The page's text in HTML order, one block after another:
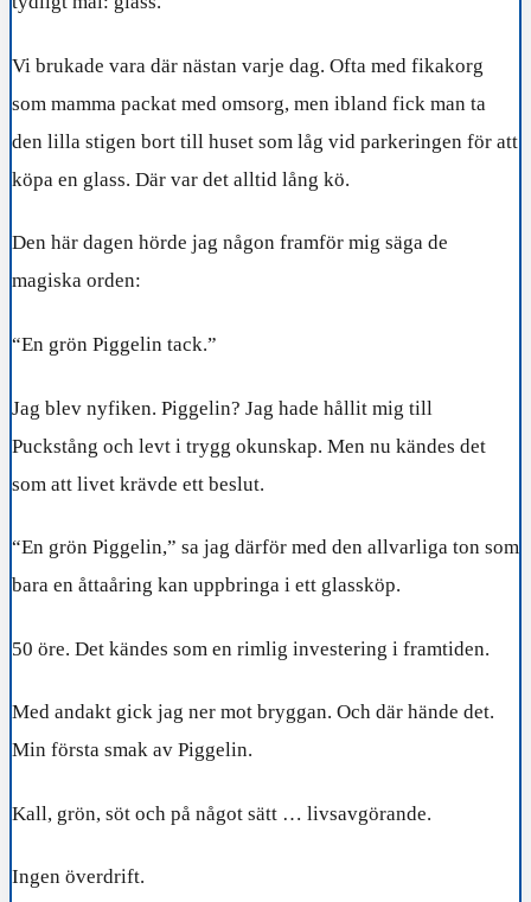
Vi brukade vara där nästan varje dag. Ofta med fikakorg
som mamma packat med omsorg, men ibland fick man ta
den lilla stigen bort till huset som låg vid parkeringen för att
köpa en glass. Där var det alltid lång kö.
Den här dagen hörde jag någon framför mig säga de
magiska orden:
“En grön Piggelin tack.”
Jag blev nyfiken. Piggelin? Jag hade hållit mig till
Puckstång och levt i trygg okunskap. Men nu kändes det
som att livet krävde ett beslut.
“En grön Piggelin,” sa jag därför med den allvarliga ton som
bara en åttaåring kan uppbringa i ett glassköp.
50 öre. Det kändes som en rimlig investering i framtiden.
Med andakt gick jag ner mot bryggan. Och där hände det.
Min första smak av Piggelin.
Kall, grön, söt och på något sätt … livsavgörande.
Ingen överdrift.